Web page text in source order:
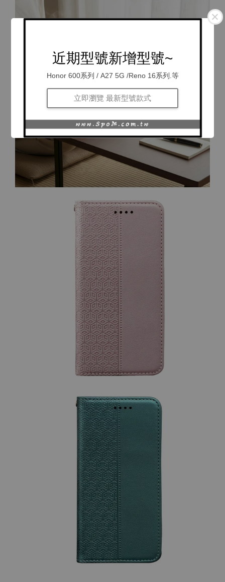
近期型號新增型號~
Honor 600系列 / A27 5G /Reno 16系列.等
立即瀏覽 最新型號款式